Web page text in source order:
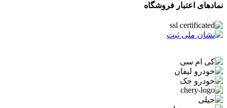
نمادهای اعتبار فروشگاه